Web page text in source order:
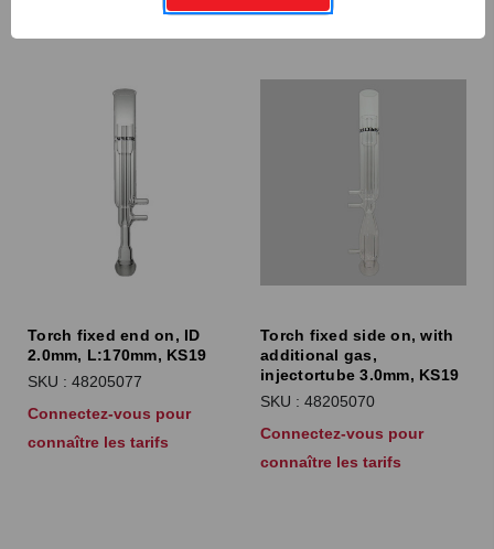
Torch fixed end on, ID
2.0mm, L:170mm, KS19
SKU : 48205077
Connectez-vous pour
connaître les tarifs
Torch fixed side on, with
additional gas,
injectortube 3.0mm, KS19
SKU : 48205070
Connectez-vous pour
connaître les tarifs